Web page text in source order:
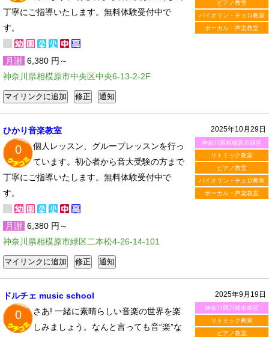
ピアノ教室
バイオリン・チェロ教室
ボーカル・声楽教室
丁寧にご指導いたします。無料体験受付中で
す。
月謝 6,380 円～
神奈川県相模原市中央区中央6-13-2-2F
2025年10月29日
神奈川県相模原市緑区
リトミック教室
ピアノ教室
バイオリン・チェロ教室
ボーカル・声楽教室
ひかり音楽教室
0
個人レッスン、グループレッスンを行っ
ています。初心者から音大受験の方まで
丁寧にご指導いたします。無料体験受付中で
す。
月謝 6,380 円～
神奈川県相模原市緑区二本松4-26-14-101
2025年9月19日
神奈川県川崎市幸区
リトミック教室
ピアノ教室
ドルチェ music school
0
さあ! 一緒に素晴らしい音楽の世界を楽
しみましょう。なんと言っても音“楽”な